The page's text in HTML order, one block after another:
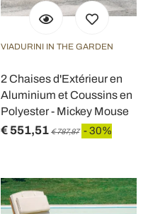
VIADURINI IN THE GARDEN
2 Chaises d'Extérieur en
Aluminium et Coussins en
Polyester - Mickey Mouse
€ 551,51 € 787,87 - 30%